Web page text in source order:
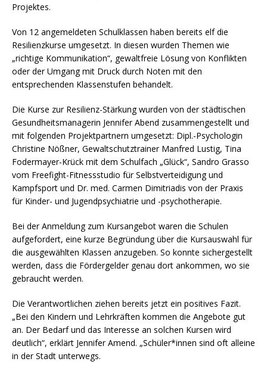
Projektes.
Von 12 angemeldeten Schulklassen haben bereits elf die
Resilienzkurse umgesetzt. In diesen wurden Themen wie
„richtige Kommunikation“, gewaltfreie Lösung von Konflikten
oder der Umgang mit Druck durch Noten mit den
entsprechenden Klassenstufen behandelt.
Die Kurse zur Resilienz-Stärkung wurden von der städtischen
Gesundheitsmanagerin Jennifer Abend zusammengestellt und
mit folgenden Projektpartnern umgesetzt: Dipl.-Psychologin
Christine Nößner, Gewaltschutztrainer Manfred Lustig, Tina
Fodermayer-Krück mit dem Schulfach „Glück“, Sandro Grasso
vom Freefight-Fitnessstudio für Selbstverteidigung und
Kampfsport und Dr. med. Carmen Dimitriadis von der Praxis
für Kinder- und Jugendpsychiatrie und -psychotherapie.
Bei der Anmeldung zum Kursangebot waren die Schulen
aufgefordert, eine kurze Begründung über die Kursauswahl für
die ausgewählten Klassen anzugeben. So konnte sichergestellt
werden, dass die Fördergelder genau dort ankommen, wo sie
gebraucht werden.
Die Verantwortlichen ziehen bereits jetzt ein positives Fazit.
„Bei den Kindern und Lehrkräften kommen die Angebote gut
an. Der Bedarf und das Interesse an solchen Kursen wird
deutlich“, erklärt Jennifer Amend. „Schüler*innen sind oft alleine
in der Stadt unterwegs.